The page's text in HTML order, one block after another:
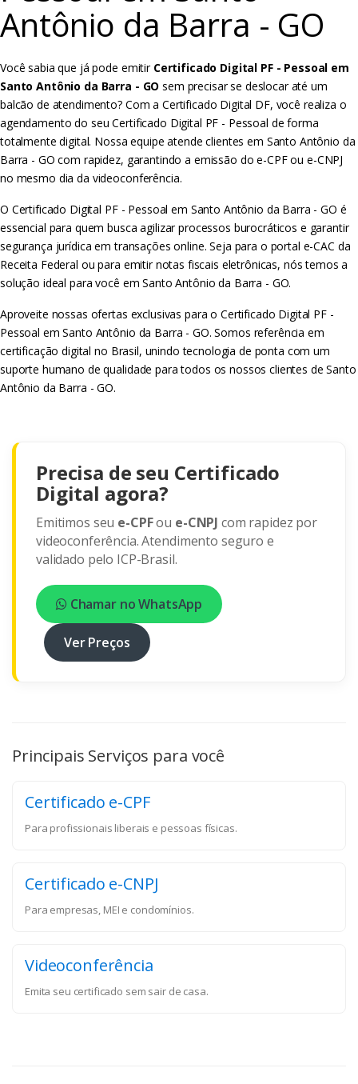
Antônio da Barra - GO
Você sabia que já pode emitir Certificado Digital PF - Pessoal em
Santo Antônio da Barra - GO sem precisar se deslocar até um
balcão de atendimento? Com a Certificado Digital DF, você realiza o
agendamento do seu Certificado Digital PF - Pessoal de forma
totalmente digital. Nossa equipe atende clientes em Santo Antônio da
Barra - GO com rapidez, garantindo a emissão do e-CPF ou e-CNPJ
no mesmo dia da videoconferência.
O Certificado Digital PF - Pessoal em Santo Antônio da Barra - GO é
essencial para quem busca agilizar processos burocráticos e garantir
segurança jurídica em transações online. Seja para o portal e-CAC da
Receita Federal ou para emitir notas fiscais eletrônicas, nós temos a
solução ideal para você em Santo Antônio da Barra - GO.
Aproveite nossas ofertas exclusivas para o Certificado Digital PF -
Pessoal em Santo Antônio da Barra - GO. Somos referência em
certificação digital no Brasil, unindo tecnologia de ponta com um
suporte humano de qualidade para todos os nossos clientes de Santo
Antônio da Barra - GO.
Precisa de seu Certificado
Digital agora?
Emitimos seu e-CPFou e-CNPJ com rapidez por
videoconferência. Atendimento seguro e
validado pelo ICP-Brasil.
Chamar no WhatsApp
Ver Preços
Principais Serviços para você
Certificado e-CPF
Para profissionais liberais e pessoas físicas.
Certificado e-CNPJ
Para empresas, MEI e condomínios.
Videoconferência
Emita seu certificado sem sair de casa.